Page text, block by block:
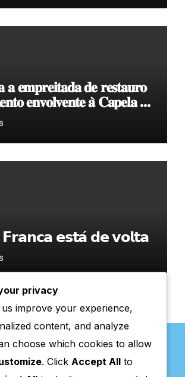
𝐚 𝐞𝐦𝐩𝐫𝐞𝐢𝐭𝐚𝐝𝐚 𝐝𝐞 𝐫𝐞𝐬𝐭𝐚𝐮𝐫𝐨
𝐞𝐧𝐯𝐨𝐥𝐯𝐞𝐧𝐭𝐞 𝐚̀ 𝐂𝐚𝐩𝐞𝐥𝐚 𝐝𝐞
𝗲𝘀𝘁𝗮́ 𝗱𝗲 𝘃𝗼𝗹𝘁𝗮
privacy
improve your experience,
content, and analyze
choose which cookies to allow
. Click Accept All to